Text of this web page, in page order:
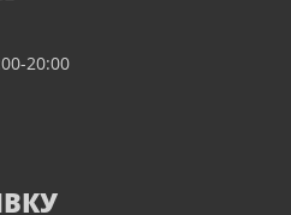
20:00